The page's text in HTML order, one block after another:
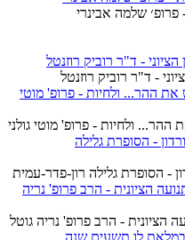
שלמה אבינרי
- ד"ר רוביק רוזנטל
ולחיות - פרופ' מוטי גולני
- הסופרת גלילה רון-פדר-עמית
הציונית - הרב פרופ' נריה גוטל